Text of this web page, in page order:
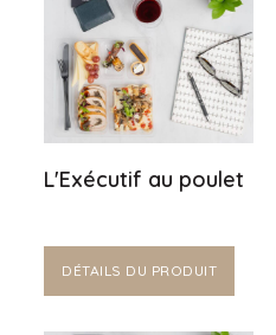
L'Exécutif au poulet
DÉTAILS DU PRODUIT